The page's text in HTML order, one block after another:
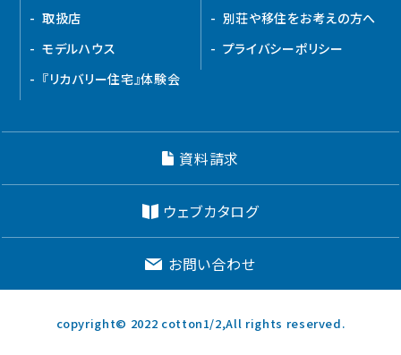
取扱店
モデルハウス
『リカバリー住宅』体験会
別荘や移住をお考えの方へ
プライバシーポリシー
資料請求
ウェブカタログ
お問い合わせ
copyright© 2022 cotton1/2,All rights reserved.